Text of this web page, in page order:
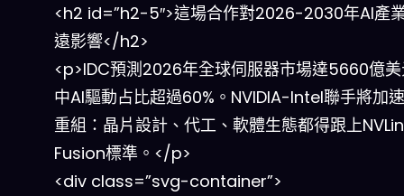
<h2 id=”h2-5″>這場合作對2026-2030年AI產
遠影響</h2>
<p>IDC預測2026年全球伺服器市場達5660億
中AI驅動占比超過60%。NVIDIA-Intel聯手將加
重組：晶片設計、代工、軟體生態都得跟上
Fusion標準。</p>
<div class=”svg-container”>